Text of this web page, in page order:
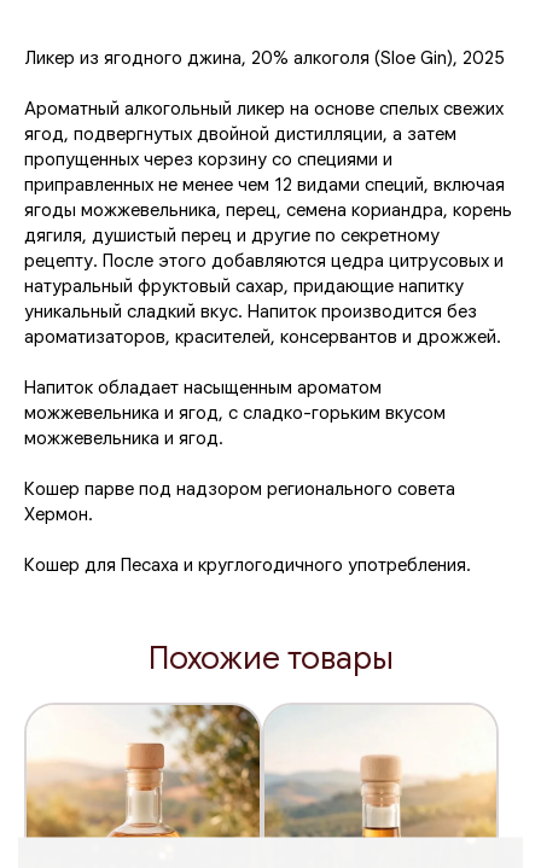
Некоторые сравнивают получившийся уникальный
производства отличается, и, как уже упоминалось, он
полностью основан на свежих и спелых фруктах от
фермеров Галилеи и Голанских высот.
В отличие от обычного джина, этот напиток сладкий и
содержит значительно меньше алкоголя, поэтому он
считается скорее джин-ликером, чем джином.
Ликер из ягодного джина, 20% алкоголя (Sloe Gin), 2025
Ароматный алкогольный ликер на основе спелых свежих
ягод, подвергнутых двойной дистилляции, а затем
пропущенных через корзину со специями и
приправленных не менее чем 12 видами специй, включая
ягоды можжевельника, перец, семена кориандра, корень
дягиля, душистый перец и другие по секретному
рецепту. После этого добавляются цедра цитрусовых и
натуральный фруктовый сахар, придающие напитку
уникальный сладкий вкус. Напиток производится без
ароматизаторов, красителей, консервантов и дрожжей.
Напиток обладает насыщенным ароматом
можжевельника и ягод, с сладко-горьким вкусом
можжевельника и ягод.
Кошер парве под надзором регионального совета
Хермон.
Кошер для Песаха и круглогодичного употребления.
Похожие товары